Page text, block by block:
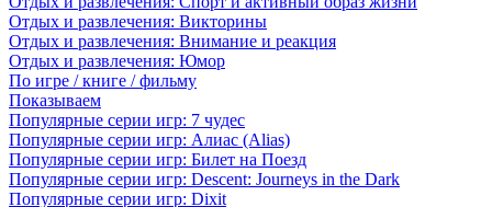
Отдых и развлечения: Викторины
Отдых и развлечения: Внимание и реакция
Отдых и развлечения: Юмор
По игре / книге / фильму
Показываем
Популярные серии игр: 7 чудес
Популярные серии игр: Алиас (Alias)
Популярные серии игр: Билет на Поезд
Популярные серии игр: Descent: Journeys in the Dark
Популярные серии игр: Dixit